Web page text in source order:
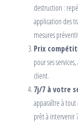
destruction :
application des
mesures
Prix
pour ses
client.
7j/7 à votre
apparaître à tout
prêt à intervenir